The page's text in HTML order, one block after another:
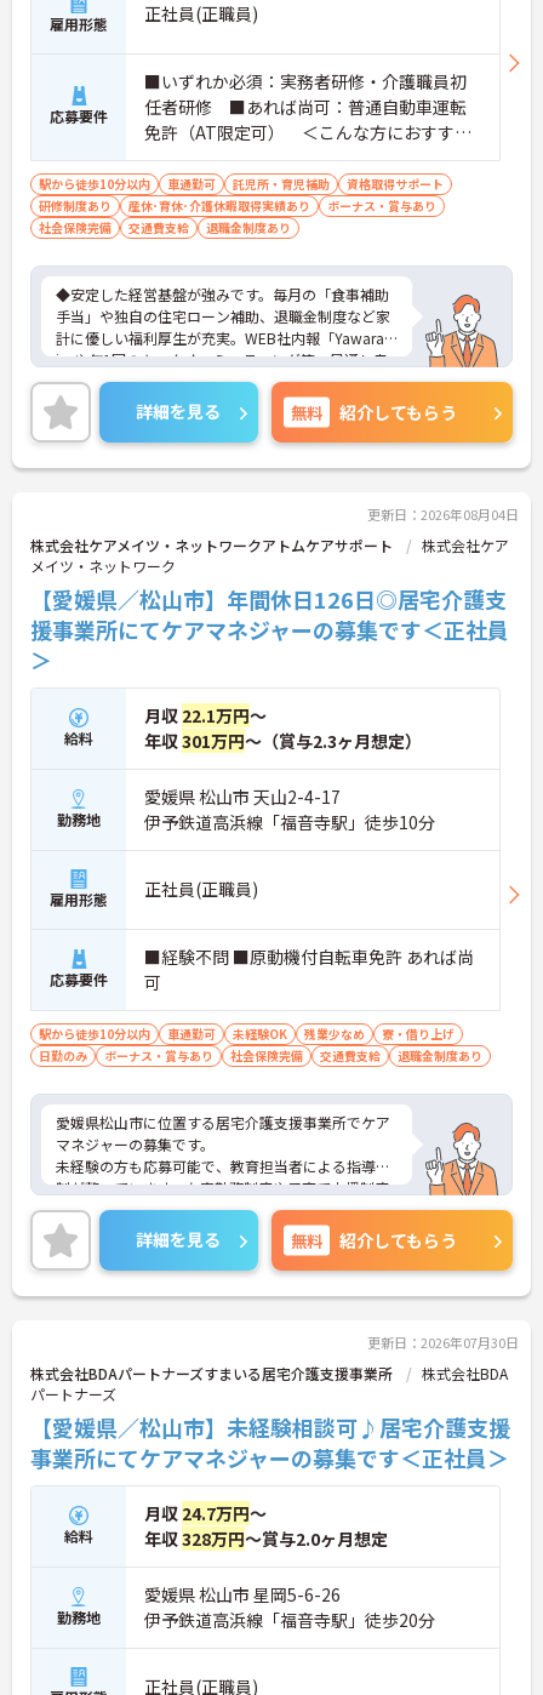
雇用形態 正社員(正職員)
応募要件
■いずれか必須：実務者研修・介護職員初
任者研修 ■あれば尚可：普通自動車運転
免許（AT限定可） ＜こんな方におすすめ
＞ワークライフバランスを大切にしたいと
お考えの方、入居者様それぞれに合わせ
た、温かいケアを提供したい方、これまで
の介護分野でのご経験を有効に活用したい
方
駅から徒歩10分以内 車通勤可 託児所・育児補助
資格取得サポート
研修制度あり
産休･育休･介護休暇取得実績あり
ボーナス・賞与あり
社会保険完備
交通費支給 退職金制度あり
◆安定した経営基盤が強みです。毎月の「食事補助
手当」や独自の住宅ローン補助、退職金制度など家
計に優しい福利厚生が充実。WEB社内報「Yawarag
i」や年1回のキックオフミーティング等、風通し良
く温かいコミュニケーションを育む環境が整ってい
ます。
◆若手～中高年まで幅広い年代が活躍中！短時間正
社員制度などライフスタイルに合わせた柔軟な働き
方が可能です。産休・育休の取得を推進しており、
付金＋（プラス）」をご用意。子育て世代のキャリ
アを強力に支援します。
◆働きながら成長！資格取得を最大10万円補助 多職
種連携で専門知識が磨けるチームケア実践 頑張りや
スキルが給与・役職にしっかり反映。 明確なキャリ
アパス制度が整っている環境で、 目標を持って長く
活躍できます！
詳細を見る 無料 紹介してもらう
更新日：2026年08月04日
株式会社ケアメイツ・ネットワークアトムケアサポート
株式会社ケア
メイツ・ネットワーク
【愛媛県／松山市】年間休日126日◎居宅介護支
援事業所にてケアマネジャーの募集です＜正社員
＞
給料
月収 22.1万円～
年収301万円～（賞与2.3ヶ月想定）
勤務地
愛媛県 松山市 天山2-4-17
伊予鉄道高浜線「福音寺駅」徒歩10分
雇用形態 正社員(正職員)
応募要件
■経験不問 ■原動機付自転車免許 あれば尚
可
駅から徒歩10分以内 車通勤可 未経験OK 残業少なめ
寮・借り上げ
日勤のみ
ボーナス・賞与あり 社会保険完備 交通費支給 退職金制度あり
愛媛県松山市に位置する居宅介護支援事業所でケア
マネジャーの募集です。
未経験の方も応募可能で、教育担当者による指導体
制が整っています。在宅勤務制度や子育て支援制度
があり、ライフスタイルに合わせた働き方を目指せ
ます。年間休日126日とお休みも充実しており、長
く働きやすい環境です。
ご興味のある方には、面接対策ポイントなどさらに
詳細をお話いたしますので、お気軽にご相談くださ
■ 働きやすさを大切にできる職場
仕事とプライベートの両立を目指せる環境です
・年間休日126日
・土日祝休みが基本
・休日の希望相談可能
→ メリハリをつけて働きやすい環境です♪
安心して業務を覚えられる環境です
・未経験応募可能
・教育担当者による指導あり
・教育システム充実
詳細を見る 無料 紹介してもらう
更新日：2026年07月30日
株式会社BDAパートナーズすまいる居宅介護支援事業所
株式会社BDA
パートナーズ
【愛媛県／松山市】未経験相談可♪居宅介護支援
事業所にてケアマネジャーの募集です＜正社員＞
給料
月収 24.7万円～
年収328万円～賞与2.0ヶ月想定
勤務地
愛媛県 松山市 星岡5-6-26
伊予鉄道高浜線「福音寺駅」徒歩20分
正社員(正職員)